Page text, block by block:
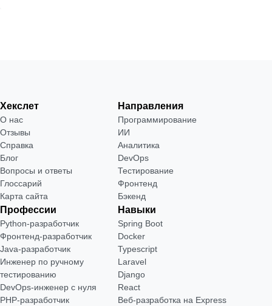
Хекслет
О нас
Отзывы
Справка
Блог
Вопросы и ответы
Глоссарий
Карта сайта
Направления
Программирование
ИИ
Аналитика
DevOps
Тестирование
Фронтенд
Бэкенд
Профессии
Python-разработчик
Фронтенд-разработчик
Java-разработчик
Инженер по ручному
тестированию
DevOps-инженер с нуля
РНР-разработчик
Навыки
Spring Boot
Docker
Typescript
Laravel
Django
React
Веб-разработка на Express